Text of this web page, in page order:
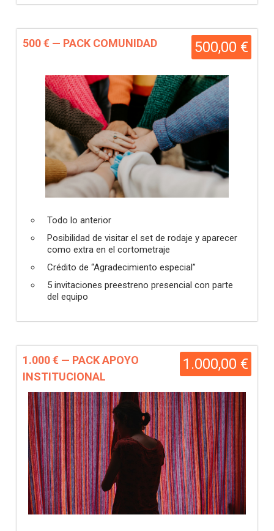
500,00 €
500 € — PACK COMUNIDAD
Todo lo anterior
Posibilidad de visitar el set de rodaje y aparecer
como extra en el cortometraje
Crédito de “Agradecimiento especial”
5 invitaciones preestreno presencial con parte
del equipo
1.000,00 €
1.000 € — PACK APOYO
INSTITUCIONAL